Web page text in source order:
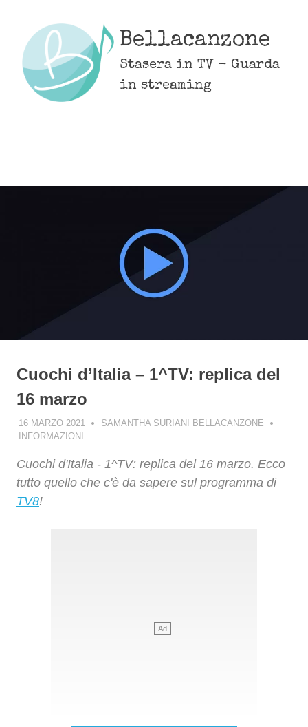
content
Bellacanzone
Stasera in TV - Guarda
in streaming
Cuochi d’Italia – 1^TV: replica del
16 marzo
16 MARZO 2021
SAMANTHA SURIANI BELLACANZONE
INFORMAZIONI
Cuochi d'Italia - 1^TV: replica del 16 marzo. Ecco
tutto quello che c'è da sapere sul programma di
TV8!